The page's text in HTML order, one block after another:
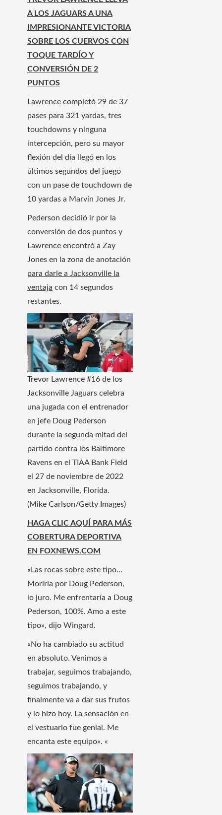
A LOS JAGUARS A UNA
IMPRESIONANTE VICTORIA
SOBRE LOS CUERVOS CON
TOQUE TARDÍO Y
CONVERSIÓN DE 2
PUNTOS
Lawrence completó 29 de 37
pases para 321 yardas, tres
touchdowns y ninguna
intercepción, pero su mayor
flexión del día llegó en los
últimos segundos del juego
con un pase de touchdown de
10 yardas a Marvin Jones Jr.
Pederson decidió ir por la
conversión de dos puntos y
Lawrence encontró a Zay
Jones en la zona de anotación
para darle a Jacksonville la
ventaja con 14 segundos
restantes.
Trevor Lawrence #16 de los
Jacksonville Jaguars celebra
una jugada con el entrenador
en jefe Doug Pederson
durante la segunda mitad del
partido contra los Baltimore
Ravens en el TIAA Bank Field
el 27 de noviembre de 2022
en Jacksonville, Florida.
(Mike Carlson/Getty Images)
HAGA CLIC AQUÍ PARA MÁS
COBERTURA DEPORTIVA
EN FOXNEWS.COM
«Las rocas sobre este tipo…
Moriría por Doug Pederson,
lo juro. Me enfrentaría a Doug
Pederson, 100%. Amo a este
tipo», dijo Wingard.
«No ha cambiado su actitud
en absoluto. Venimos a
trabajar, seguimos trabajando,
seguimos trabajando, y
finalmente va a dar sus frutos
y lo hizo hoy. La sensación en
el vestuario fue genial. Me
encanta este equipo». «